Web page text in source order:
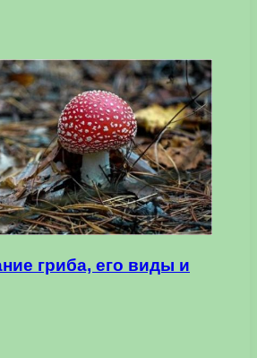
гриба, его виды и